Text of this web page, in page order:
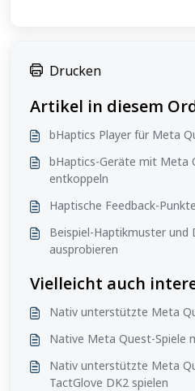
Drucken
Artikel in diesem
bHaptics Player für Meta
bHaptics-Geräte mit Meta
entkoppeln
Haptische Feedback-
Beispiel-Haptikmuster
ausprobieren
Vielleicht auch
Nativ unterstützte Meta
Native Meta Quest-Spiele
Nativ unterstützte Meta
TactGlove DK2 spielen